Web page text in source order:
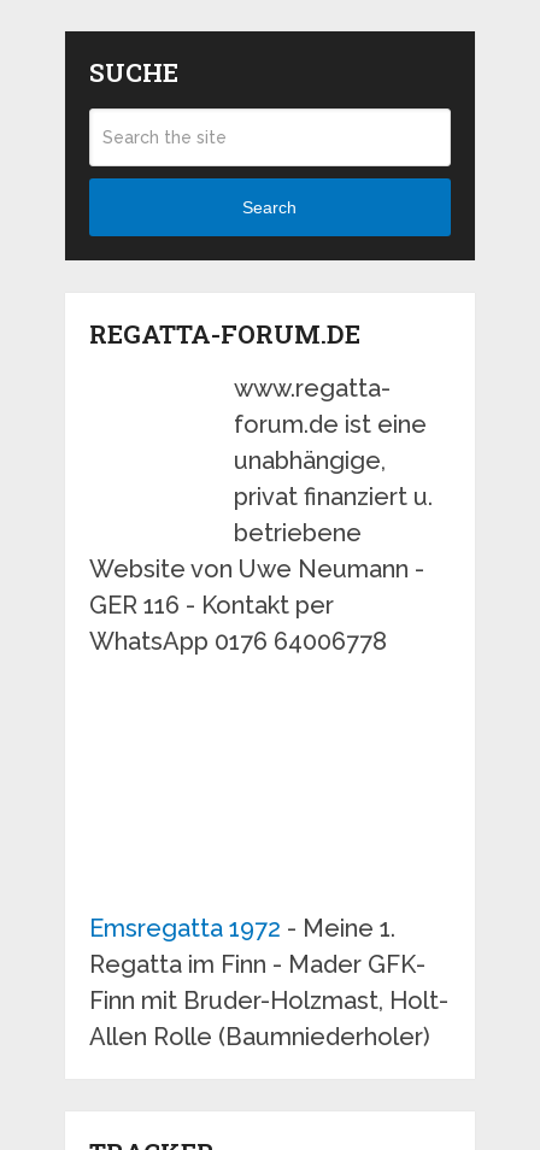
SUCHE
Search
REGATTA-FORUM.DE
www.regatta-
forum.de ist eine
unabhängige,
privat finanziert u.
betriebene
Website von Uwe Neumann -
GER 116 - Kontakt per
WhatsApp 0176 64006778
Emsregatta 1972 - Meine 1.
Regatta im Finn - Mader GFK-
Finn mit Bruder-Holzmast, Holt-
Allen Rolle (Baumniederholer)